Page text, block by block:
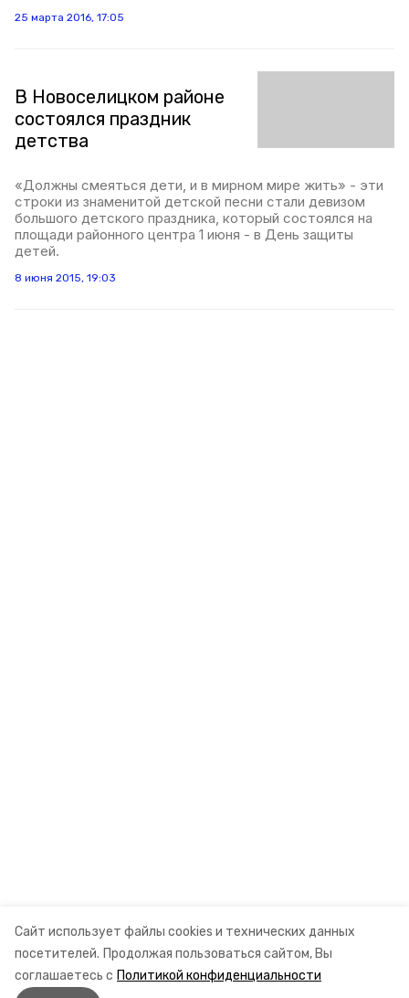
Сайт использует файлы cookies и технических данных
посетителей. Продолжая пользоваться сайтом, Вы
соглашаетесь с Политикой конфиденциальности
25 марта 2016, 17:05
В Новоселицком районе
состоялся праздник
детства
«Должны смеяться дети, и в мирном мире жить» - эти
строки из знаменитой детской песни стали девизом
большого детского праздника, который состоялся на
площади районного центра 1 июня - в День защиты
детей.
8 июня 2015, 19:03